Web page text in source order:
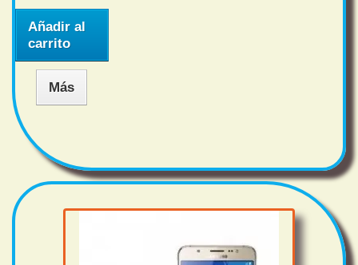
Añadir al
carrito
Más